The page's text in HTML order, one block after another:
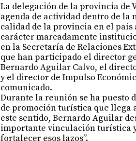
La delegación de la provincia de
agenda de actividad dentro de
calidad de la provincia en el
carácter marcadamente
en la Secretaría de Relaciones
que han participado el director
Bernardo Aguilar Calvo, el
y el director de Impulso
comunicado.
Durante la reunión se ha puesto
de promoción turística que llega
este sentido, Bernardo Aguilar
importante vinculación turística
fortalecer esos lazos”.